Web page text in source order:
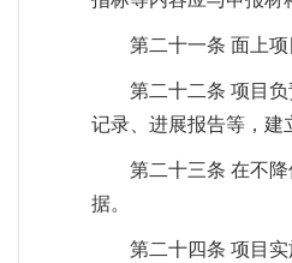
第二十一条 面上
第二十二条 项目
记录、进展报告等，建
第二十三条 在不
据。
第二十四条 项目